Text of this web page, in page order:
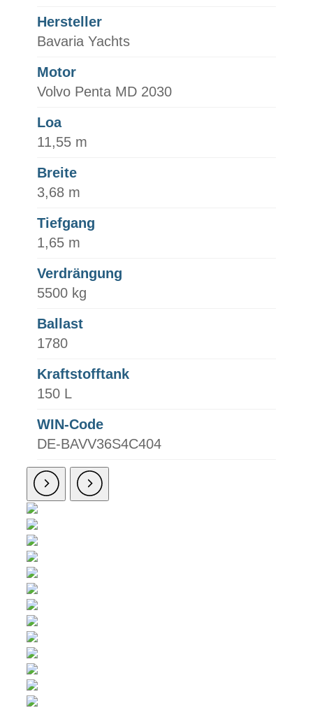
Hersteller
Bavaria Yachts
Motor
Volvo Penta MD 2030
Loa
11,55 m
Breite
3,68 m
Tiefgang
1,65 m
Verdrängung
5500 kg
Ballast
1780
Kraftstofftank
150 L
WIN-Code
DE-BAVV36S4C404